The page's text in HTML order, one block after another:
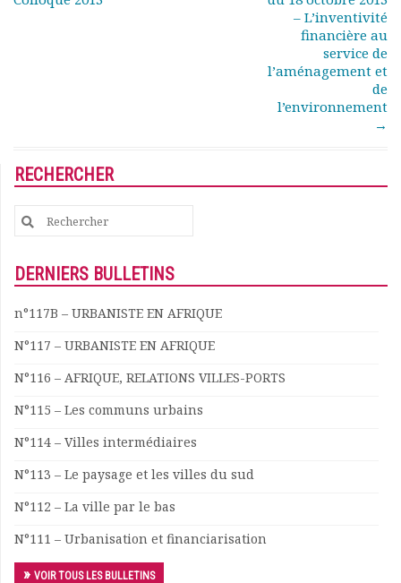
Rapports moraux
développement
Kiosk
Ressources
Nos actions
Dîners débats
Journées d’études
Concours vidéo
Evénements
Les adhérents
Offres d’emploi
Forum
– L’inventivité
financière au
service de
l’aménagement et
de
l’environnement
→
RECHERCHER
Search
for:
DERNIERS BULLETINS
n°117B – URBANISTE EN AFRIQUE
N°117 – URBANISTE EN AFRIQUE
N°116 – AFRIQUE, RELATIONS VILLES-PORTS
N°115 – Les communs urbains
N°114 – Villes intermédiaires
N°113 – Le paysage et les villes du sud
N°112 – La ville par le bas
N°111 – Urbanisation et financiarisation
VOIR TOUS LES BULLETINS